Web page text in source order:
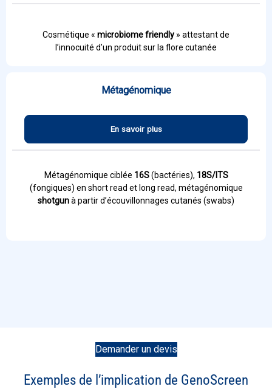
Cosmétique « microbiome friendly » attestant de
l’innocuité d’un produit sur la flore cutanée
Métagénomique
En savoir plus
Métagénomique ciblée 16S(bactéries), 18S/ITS
(fongiques) en short read et long read, métagénomique
shotgunà partir d’écouvillonnages cutanés (swabs)
Demander un devis
Exemples de l’implication de GenoScreen